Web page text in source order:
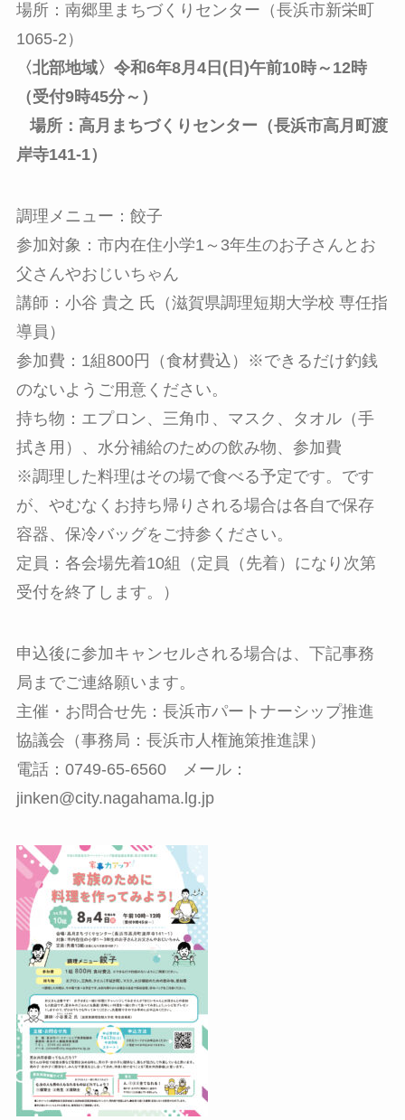
場所：南郷里まちづくりセンター（長浜市新栄町
1065-2）
〈北部地域〉令和6年8月4日(日)午前10時～12時
（受付9時45分～）
場所：高月まちづくりセンター（長浜市高月町渡
岸寺141-1）
調理メニュー：餃子
参加対象：市内在住小学1～3年生のお子さんとお
父さんやおじいちゃん
講師：小谷 貴之 氏（滋賀県調理短期大学校 専任指
導員）
参加費：1組800円（食材費込）※できるだけ釣銭
のないようご用意ください。
持ち物：エプロン、三角巾、マスク、タオル（手
拭き用）、水分補給のための飲み物、参加費
※調理した料理はその場で食べる予定です。です
が、やむなくお持ち帰りされる場合は各自で保存
容器、保冷バッグをご持参ください。
定員：各会場先着10組（定員（先着）になり次第
受付を終了します。）
申込後に参加キャンセルされる場合は、下記事務
局までご連絡願います。
主催・お問合せ先：長浜市パートナーシップ推進
協議会（事務局：長浜市人権施策推進課）
電話：0749-65-6560 メール：
jinken@city.nagahama.lg.jp